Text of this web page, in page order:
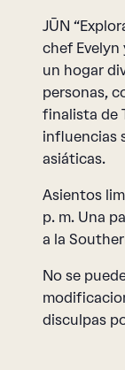
JŪN
chef Evelyn
un hogar
personas,
finalista de
influencias
asiáticas.
Asientos
p. m. Una
a la
No se
disculpas